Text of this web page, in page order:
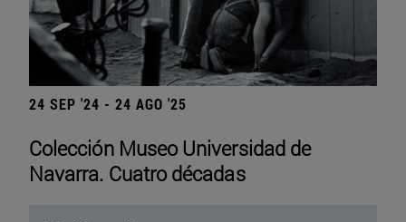
24 SEP '24 - 24 AGO '25
Colección Museo Universidad de
Navarra. Cuatro décadas